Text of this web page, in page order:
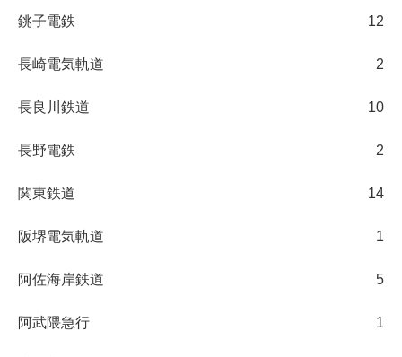
銚子電鉄 12
長崎電気軌道 2
長良川鉄道 10
長野電鉄 2
関東鉄道 14
阪堺電気軌道 1
阿佐海岸鉄道 5
阿武隈急行 1